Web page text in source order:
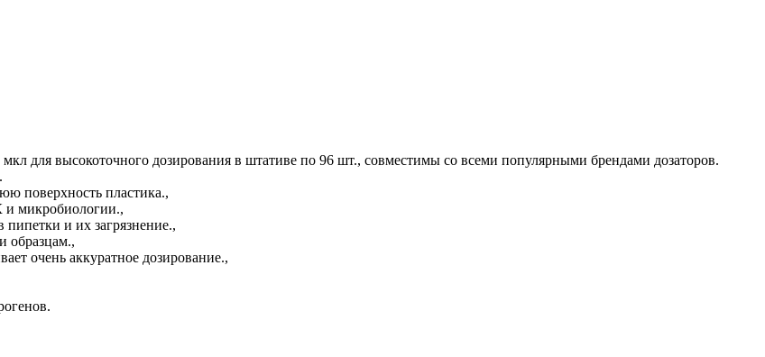
для высокоточного дозирования в штативе по 96 шт., совместимы со всеми популярными брендами дозаторов.
поверхность пластика.,
и микробиологии.,
и их загрязнение.,
образцам.,
очень аккуратное дозирование.,